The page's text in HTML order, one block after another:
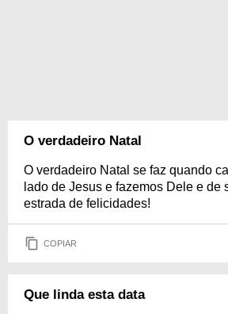
O verdadeiro Natal
O verdadeiro Natal se faz quando
lado de Jesus e fazemos Dele e de
estrada de felicidades!
COPIAR
Que linda esta data